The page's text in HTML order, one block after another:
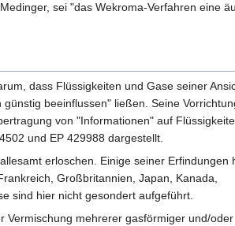
sei "das Wekroma-Verfahren eine
dass Flüssigkeiten und Gase seiner
beeinflussen" ließen. Seine
von "Informationen" auf
und EP 429988 dargestellt.
erloschen. Einige seiner Erfindungen
Großbritannien, Japan, Kanada,
sind hier nicht gesondert aufgeführt.
Vermischung mehrerer gasförmiger und/oder